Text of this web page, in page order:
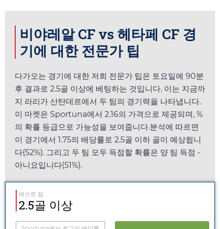
비야레알 CF vs 헤타페 CF 경
기에 대한 전문가 팁
다가오는 경기에 대한 저희 전문가 팁은 토요일에 90분
후 결과로 2.5골 이상에 베팅하는 것입니다. 이는 지금까
지 라리가 산탄데르에서 두 팀의 경기력을 나타냅니다.
이 마켓은 Sportuna에서 2.16의 가격으로 제공되며, %
의 확률 등급으로 가능성을 보여줍니다.분석에 따르면
이 경기에서 1.75의 배당률로 2.5골 이하 골이 예상됩니
다(52%). 그리고 두 팀 모두 득점할 확률은 양 팀 득점 -
아니요입니다(51%).
베스트 팁
2.5골 이상